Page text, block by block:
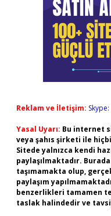
Reklam ve İletişim:
Yasal Uyarı: Bu internet
veya şahıs şirketi ile
Sitede yalnızca kendi
paylaşılmaktadır.
taşımamakta olup,
paylaşım
benzerlikleri tamamen
taslak halindedir ve